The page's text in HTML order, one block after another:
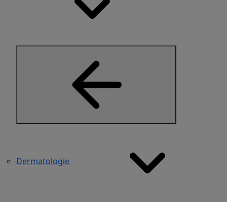
Dermatologie